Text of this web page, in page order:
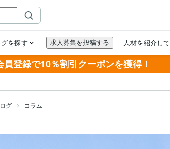
員登録で10％割引クーポンを獲得！
グ コラム